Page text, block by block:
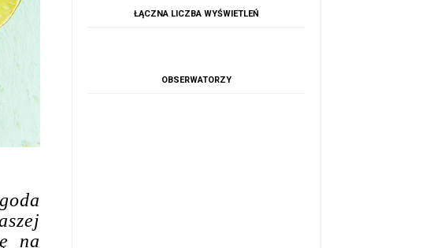
na
ŁĄCZNA LICZBA WYŚWIETLEŃ
OBSERWATORZY